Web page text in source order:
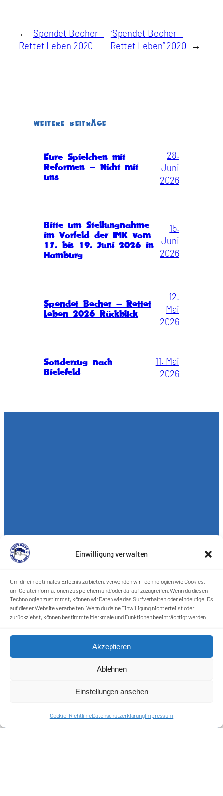
Einwilligung verwalten
Um dir ein optimales Erlebnis zu bieten, verwenden wir Technologien wie Cookies,
um Geräteinformationen zu speichern und/oder darauf zuzugreifen. Wenn du diesen
Technologien zustimmst, können wir Daten wie das Surfverhalten oder eindeutige IDs
auf dieser Website verarbeiten. Wenn du deine Einwilligung nicht erteilst oder
zurückziehst, können bestimmte Merkmale und Funktionen beeinträchtigt werden.
Akzeptieren
Ablehnen
Einstellungen ansehen
Cookie-RichtlinieDatenschutzerklärungImpressum
←
Spendet Becher –
Rettet Leben 2020
“Spendet Becher –
Rettet Leben” 2020
→
WEITERE BEITRÄGE
Eure Spielchen mit
Reformen – Nicht mit
uns
28.
Juni
2026
Bitte um Stellungnahme
im Vorfeld der IMK vom
17. bis 19. Juni 2026 in
Hamburg
15.
Juni
2026
Spendet Becher – Rettet
Leben 2026 Rückblick
12.
Mai
2026
Sonderzug nach
Bielefeld
11. Mai
2026